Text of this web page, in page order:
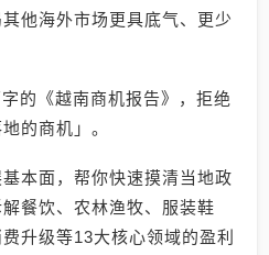
他海外市场更具底气、更少
的《越南商机报告》，拒绝
的商机」。
本面，帮你快速摸清当地政
餐饮、农林渔牧、服装鞋
升级等13大核心领域的盈利